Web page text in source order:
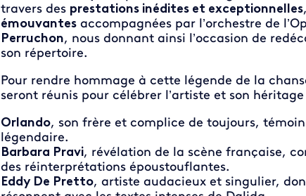
travers des prestations inédites et exceptionnelles
émouvantesaccompagnées par l’orchestre de
Perruchon, nous donnant ainsi l’occasion de
son répertoire.
Pour rendre hommage à cette légende de la
seront réunis pour célébrer l’artiste et son
Orlando, son frère et complice de toujours,
légendaire.
Barbara Pravi, révélation de la scène française,
des réinterprétations époustouflantes.
Eddy De Pretto, artiste audacieux et singulier,